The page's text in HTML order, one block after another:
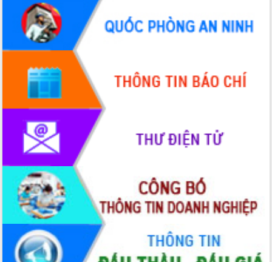
Tháo gỡ những vướng mắc, đẩy mạnh
công tác cải cách thủ tục hành chính
tại Trung tâm Phục vụ hành chính
công tỉnh
Đắk Lắk: Tôn vinh 46 giải pháp tại Hội
thi Sáng tạo Kỹ thuật 2024 - 2025
Đắk Lắk rà soát, điều chỉnh Đề án 190
về phát triển nuôi trồng thủy sản
Phó Chủ tịch UBND tỉnh Đắk Lắk
Trương Công Thái kiểm tra thực địa
Dự án cao tốc Khánh Hòa - Buôn Ma
Thuột
Định vị cà phê Việt Nam như một “di
sản sống” trong dòng chảy toàn cầu
Xây dựng nông thôn mới: Nâng cao đời
sống người dân từ những mô hình thiết
thực
Quyết liệt tháo gỡ vướng mắc, đẩy
nhanh tiến độ các dự án trọng điểm
trong Khu kinh tế Nam Phú Yên